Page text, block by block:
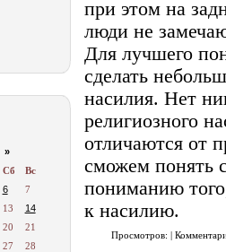
»
Сб
Вс
6
7
13
14
20
21
27
28
при этом на
люди не
Для лучшего
сделать
насилия. Нет
религиозного
отличаются от
сможем понять
пониманию
к насилию.
Просмотров: |